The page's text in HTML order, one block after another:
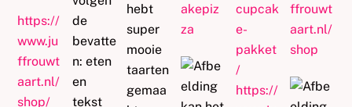
https://
www.ju
ffrouwt
aart.nl/
shop/
hebt
super
mooie
taarten
gemaa
akepiz
za
cupcak
e-
pakket
/
https://
ffrouwt
aart.nl/
shop